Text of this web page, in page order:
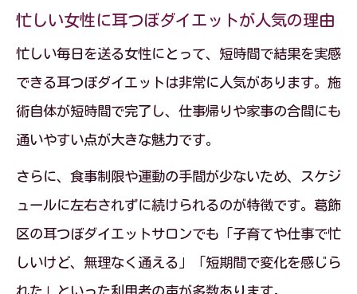
忙しい女性に耳つぼダイエットが人気の理由
忙しい毎日を送る女性にとって、短時間で結果を実感
できる耳つぼダイエットは非常に人気があります。施
術自体が短時間で完了し、仕事帰りや家事の合間にも
通いやすい点が大きな魅力です。
さらに、食事制限や運動の手間が少ないため、スケジ
ュールに左右されずに続けられるのが特徴です。葛飾
区の耳つぼダイエットサロンでも「子育てや仕事で忙
しいけど、無理なく通える」「短期間で変化を感じら
れた」といった利用者の声が多数あります。